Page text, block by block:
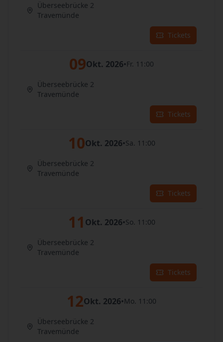
Überseebrücke 2
Travemünde
Tickets
09Okt. 2026•Fr. 11:00
Überseebrücke 2
Travemünde
Tickets
10Okt. 2026•Sa. 11:00
Überseebrücke 2
Travemünde
Tickets
11 Okt. 2026•So. 11:00
Überseebrücke 2
Travemünde
Tickets
12Okt. 2026•Mo. 11:00
Überseebrücke 2
Travemünde